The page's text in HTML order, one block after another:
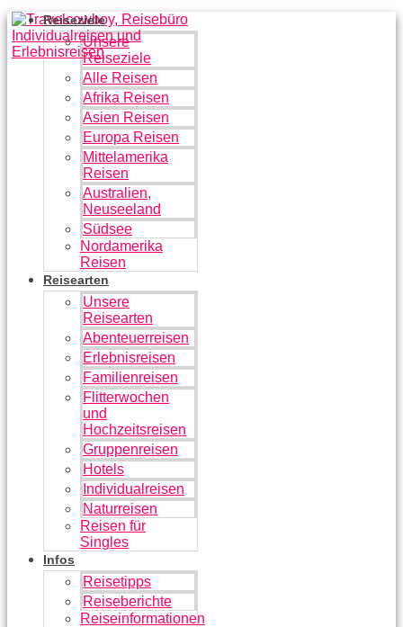
Zum
Inhalt
springen
Reiseziele
Unsere
Reiseziele
Alle Reisen
Afrika Reisen
Asien Reisen
Europa Reisen
Mittelamerika
Reisen
Australien,
Neuseeland
Südsee
Nordamerika
Reisen
Reisearten
Unsere
Reisearten
Abenteuerreisen
Erlebnisreisen
Familienreisen
Flitterwochen
und
Hochzeitsreisen
Gruppenreisen
Hotels
Individualreisen
Naturreisen
Reisen für
Singles
Infos
Reisetipps
Reiseberichte
Reiseinformationen